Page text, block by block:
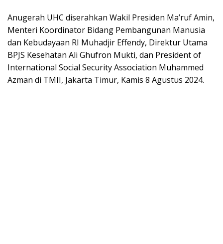
Anugerah UHC diserahkan Wakil Presiden Ma’ruf Amin,
Menteri Koordinator Bidang Pembangunan Manusia
dan Kebudayaan RI Muhadjir Effendy, Direktur Utama
BPJS Kesehatan Ali Ghufron Mukti, dan President of
International Social Security Association Muhammed
Azman di TMII, Jakarta Timur, Kamis 8 Agustus 2024.